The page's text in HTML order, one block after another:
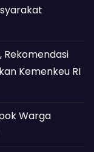
Rekomendasi
Kemenkeu RI
Warga